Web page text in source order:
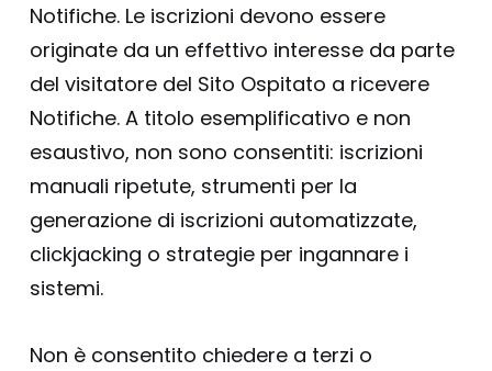
Notifiche. Le iscrizioni devono essere
originate da un effettivo interesse da parte
del visitatore del Sito Ospitato a ricevere
Notifiche. A titolo esemplificativo e non
esaustivo, non sono consentiti: iscrizioni
manuali ripetute, strumenti per la
generazione di iscrizioni automatizzate,
clickjacking o strategie per ingannare i
sistemi.
Non è consentito chiedere a terzi o